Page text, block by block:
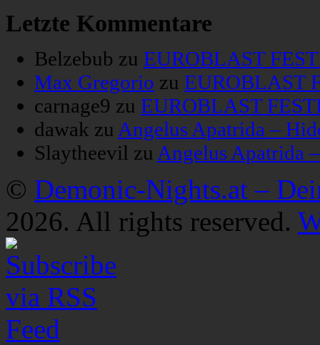
Letzte Kommentare
Belzebub zu EUROBLAST
Max Gregorio zu EUROBLAST
carnage9 zu EUROBLAST
dawak zu Angelus Apatrida –
Slaytheevil zu Angelus Apatrida
© Demonic-Nights.at –
2026. All rights reserved.